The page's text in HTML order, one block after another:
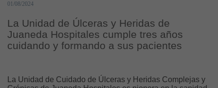
01/08/2024
La Unidad de Úlceras y Heridas de
Juaneda Hospitales cumple tres años
cuidando y formando a sus pacientes
La Unidad de Cuidado de Úlceras y Heridas Complejas y